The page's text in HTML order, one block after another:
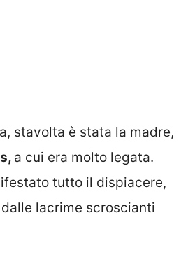
stavolta è stata la madre,
a cui era molto legata.
tutto il dispiacere,
lacrime scroscianti